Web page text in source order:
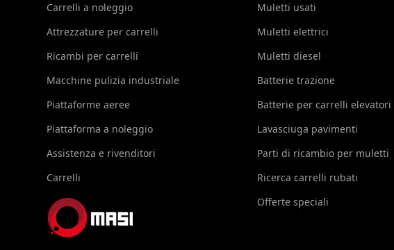
Carrelli a noleggio
Attrezzature per carrelli
Ricambi per carrelli
Macchine pulizia industriale
Piattaforme aeree
Piattaforma a noleggio
Assistenza e rivenditori
Carrelli
Muletti usati
Muletti elettrici
Muletti diesel
Batterie trazione
Batterie per carrelli elevatori
Lavasciuga pavimenti
Parti di ricambio per muletti
Ricerca carrelli rubati
Offerte speciali